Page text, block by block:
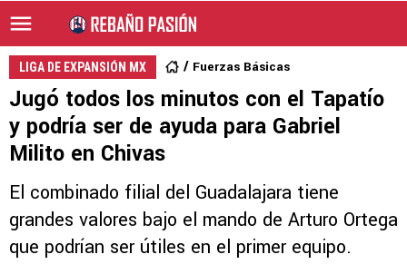
LIGA DE EXPANSIÓN MX Fuerzas Básicas
Jugó todos los minutos con el Tapatío
y podría ser de ayuda para Gabriel
Milito en Chivas
El combinado filial del Guadalajara tiene
grandes valores bajo el mando de Arturo Ortega
que podrían ser útiles en el primer equipo.